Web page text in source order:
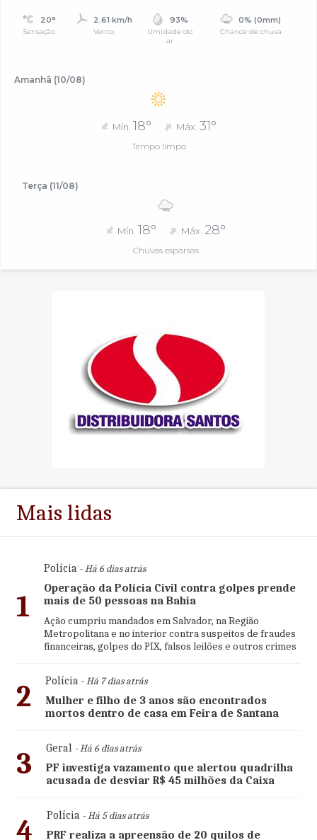
20°
Sensação
2.61 km/h
Vento
93%
Umidade do
ar
0% (0mm)
Chance de chuva
Amanhã (10/08)
Mín. 18° Máx. 31°
Tempo limpo
Terça (11/08)
Mín. 18° Máx. 28°
Chuvas esparsas
Mais lidas
1
Polícia- Há 6 dias atrás
Operação da Polícia Civil contra golpes prende
mais de 50 pessoas na Bahia
Ação cumpriu mandados em Salvador, na Região
Metropolitana e no interior contra suspeitos de fraudes
financeiras, golpes do PIX, falsos leilões e outros crimes
2 Polícia- Há 7 dias atrás
Mulher e filho de 3 anos são encontrados
mortos dentro de casa em Feira de Santana
3 Geral- Há 6 dias atrás
PF investiga vazamento que alertou quadrilha
acusada de desviar R$ 45 milhões da Caixa
4 Polícia- Há 5 dias atrás
PRF realiza a apreensão de 20 quilos de